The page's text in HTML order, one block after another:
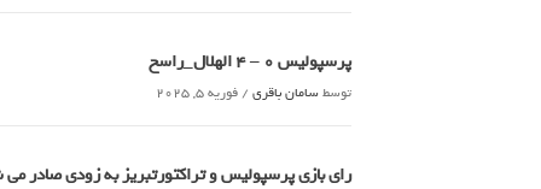
پرسپولیس 0 – ۴ الهلال_راسخ
توسطسامان باقری / فوریه 5, 2025
رای بازی پرسپولیس و تراکتورتبریز به زودی صادر